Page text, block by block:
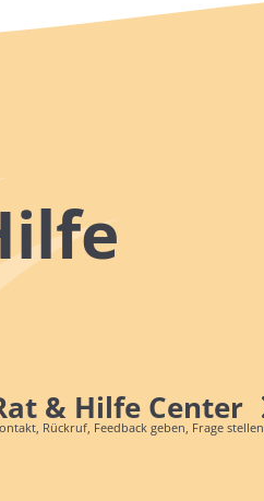
& Hilfe Center
Rückruf, Feedback geben, Frage stellen